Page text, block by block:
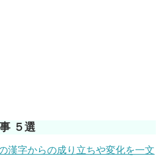
５選
漢字からの成り立ちや変化を一文